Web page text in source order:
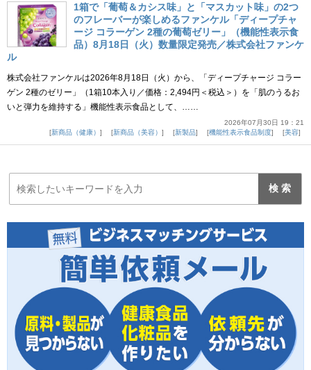
1箱で「葡萄＆カシス味」と「マスカット味」の2つ
のフレーバーが楽しめるファンケル「ディープチャ
ージ コラーゲン 2種の葡萄ゼリー」（機能性表示食
品）8月18日（火）数量限定発売／株式会社ファンケ
ル
株式会社ファンケルは2026年8月18日（火）から、「ディープチャージ コラー
ゲン 2種のゼリー」（1箱10本入り／価格：2,494円＜税込＞）を「肌のうるお
いと弾力を維持する」機能性表示食品として、……
2026年07月30日 19：21
新商品（健康）
新商品（美容） 新製品 機能性表示食品制度 美容